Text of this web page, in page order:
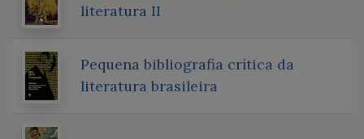
literatura II
Pequena bibliografia crítica da
literatura brasileira